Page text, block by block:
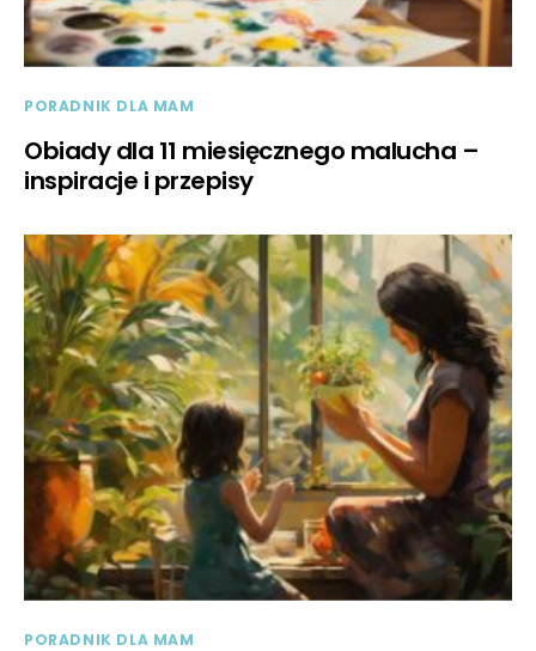
PORADNIK DLA MAM
Obiady dla 11 miesięcznego malucha –
inspiracje i przepisy
PORADNIK DLA MAM